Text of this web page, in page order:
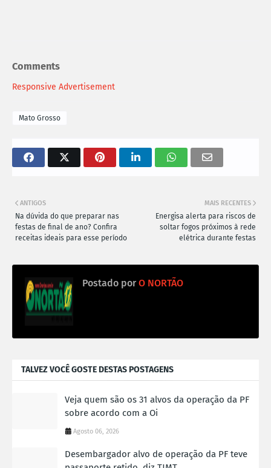
Comments
Responsive Advertisement
Mato Grosso
MAIS RECENTES
Energisa alerta para riscos de
soltar fogos próximos à rede
elétrica durante festas
ANTIGOS
Na dúvida do que preparar nas
festas de final de ano? Confira
receitas ideais para esse período
Postado por O NORTÃO
TALVEZ VOCÊ GOSTE DESTAS POSTAGENS
Veja quem são os 31 alvos da operação da PF
sobre acordo com a Oi
Agosto 06, 2026
Desembargador alvo de operação da PF teve